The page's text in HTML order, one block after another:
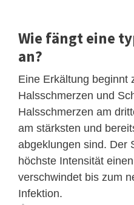
Wie fängt eine
an?
Eine Erkältung beginnt
Halsschmerzen und
Halsschmerzen am
am stärksten und
abgeklungen sind. Der
höchste Intensität
verschwindet bis zum
Infektion.